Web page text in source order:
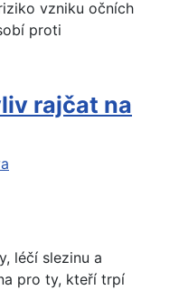
vzniku očních
proti
rajčat na
léčí slezinu a
pro ty, kteří trpí